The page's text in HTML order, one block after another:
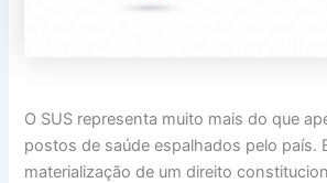
O SUS representa muito mais do que
postos de saúde espalhados pelo país.
materialização de um direito